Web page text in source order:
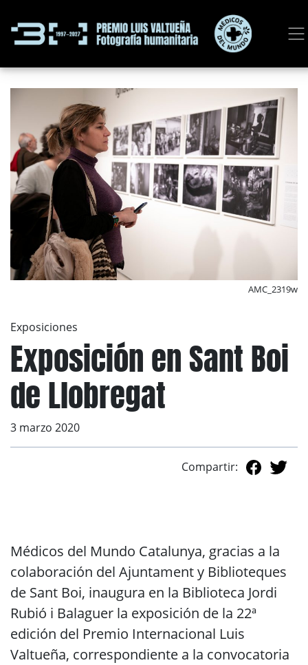
AMC_2319w
Exposiciones
Exposición en Sant Boi
de Llobregat
3 marzo 2020
Compartir:
Médicos del Mundo Catalunya, gracias a la
colaboración del Ajuntament y Biblioteques
de Sant Boi, inaugura en la Biblioteca Jordi
Rubió i Balaguer la exposición de la 22ª
edición del Premio Internacional Luis
Valtueña, correspondiente a la convocatoria